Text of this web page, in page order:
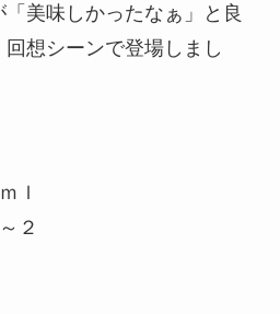
美味しかったなぁ」と良
想シーンで登場しまし
ｌ
２